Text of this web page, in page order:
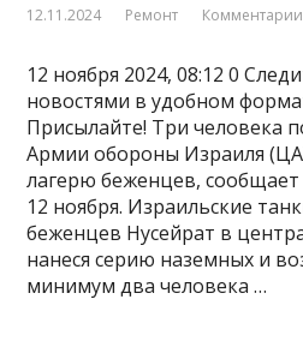
12.11.2024 Ремонт
12 ноября 2024, 08:12 0
новостями в удобном
Присылайте! Три человека
Армии обороны Израиля
лагерю беженцев, сообщает
12 ноября. Израильские
беженцев Нусейрат в
нанеся серию наземных и
минимум два человека …